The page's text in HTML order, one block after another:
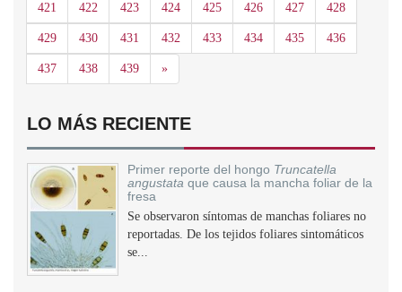
421 422 423 424 425 426 427 428
429 430 431 432 433 434 435 436
437 438 439 »Siguiente
LO MÁS RECIENTE
Primer reporte del hongo Truncatella
angustata que causa la mancha foliar de la
fresa
Se observaron síntomas de manchas foliares no
reportadas. De los tejidos foliares sintomáticos
se...